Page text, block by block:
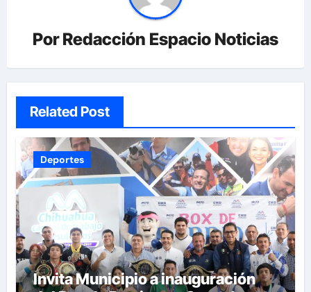
PorRedacción Espacio Noticias
Related Post
Deportes
Invita Municipio a inauguración